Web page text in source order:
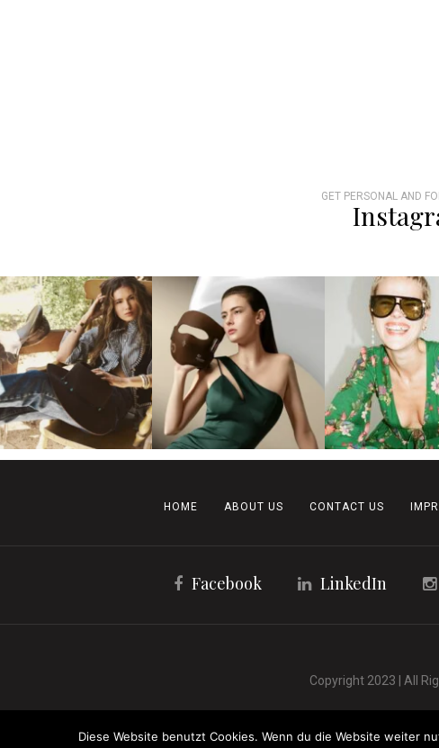
GET PERSONAL AND
HOME ABOUT US CONTACT US
Facebook LinkedIn
Copyright 2023 | All
Diese Website benutzt Cookies. Wenn du die Website weiter